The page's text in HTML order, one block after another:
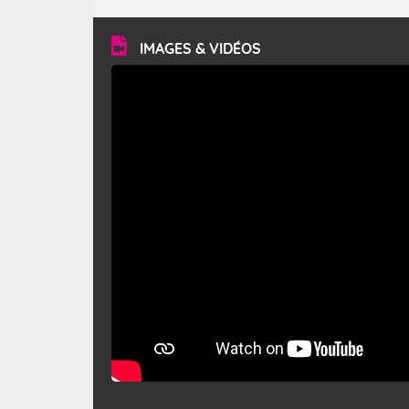
vitesse moyenne de 50 km/h et atteindre 80 à 100 km/h
en rafales, parfois davantage. Il parcourt la basse vallée
du Rhône et la Provence et envahit le littoral
méditerranéen à partir de la Camargue.
IMAGES & VIDÉOS